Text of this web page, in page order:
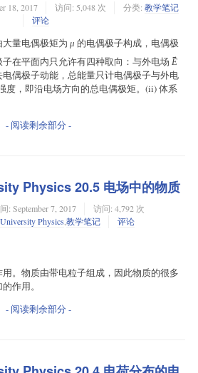
18, 2017 访问: 5,048 次 分类: 教学笔记
评论
量电偶极矩为 μ 的电偶极子构成，电偶极
在平面内只允许有四种取向：与外电场 →
E
偶极子动能，总能量只计电偶极子与外电
度，即沿电场方向的总电偶极矩。(ii) 体系
- 阅读剩余部分 -
Physics 20.5 电场中的物质
: September 7, 2017
访问: 4,792 次
Physics,教学笔记 评论
。物质由带电粒子组成，因此物质的很多
作用。
- 阅读剩余部分 -